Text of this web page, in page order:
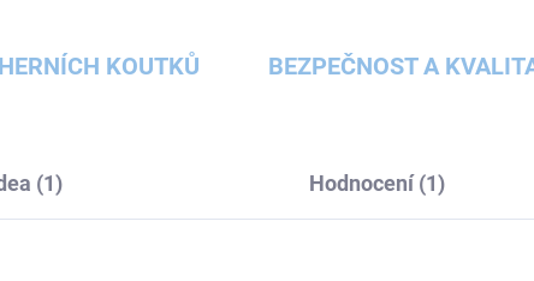
KOUTKŮ BEZPEČNOST A
(1) Hodnocení (1)